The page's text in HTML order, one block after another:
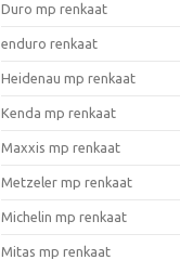
Duro mp renkaat
enduro renkaat
Heidenau mp renkaat
Kenda mp renkaat
Maxxis mp renkaat
Metzeler mp renkaat
Michelin mp renkaat
Mitas mp renkaat